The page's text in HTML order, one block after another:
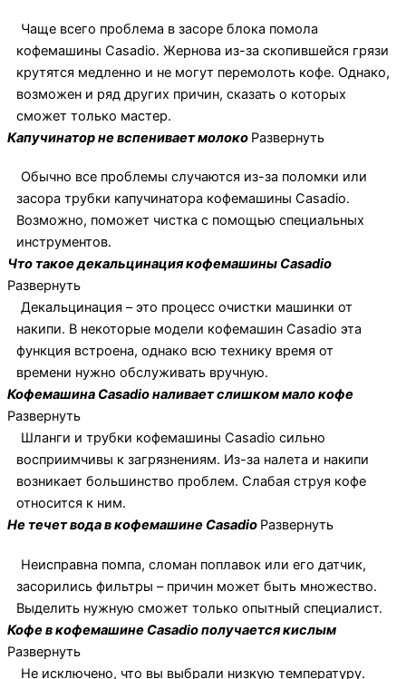
Чаще всего проблема в засоре блока помола
кофемашины Casadio. Жернова из-за скопившейся грязи
крутятся медленно и не могут перемолоть кофе. Однако,
возможен и ряд других причин, сказать о которых
сможет только мастер.
Капучинатор не вспенивает молоко Развернуть
Обычно все проблемы случаются из-за поломки или
засора трубки капучинатора кофемашины Casadio.
Возможно, поможет чистка с помощью специальных
инструментов.
Что такое декальцинация кофемашины Casadio
Развернуть
Декальцинация – это процесс очистки машинки от
накипи. В некоторые модели кофемашин Casadio эта
функция встроена, однако всю технику время от
времени нужно обслуживать вручную.
Кофемашина Casadio наливает слишком мало кофе
Развернуть
Шланги и трубки кофемашины Casadio сильно
восприимчивы к загрязнениям. Из-за налета и накипи
возникает большинство проблем. Слабая струя кофе
относится к ним.
Не течет вода в кофемашине Casadio Развернуть
Неисправна помпа, сломан поплавок или его датчик,
засорились фильтры – причин может быть множество.
Выделить нужную сможет только опытный специалист.
Кофе в кофемашине Casadio получается кислым
Развернуть
Не исключено, что вы выбрали низкую температуру.